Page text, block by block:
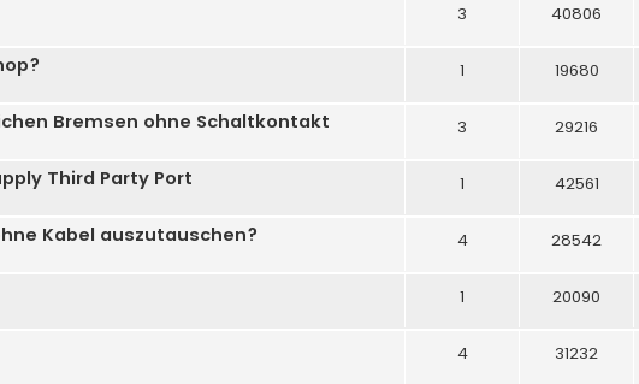
3 40806
1 19680
Bremsen ohne Schaltkontakt 3 29216
Third Party Port 1 42561
Kabel auszutauschen? 4 28542
1 20090
4 31232